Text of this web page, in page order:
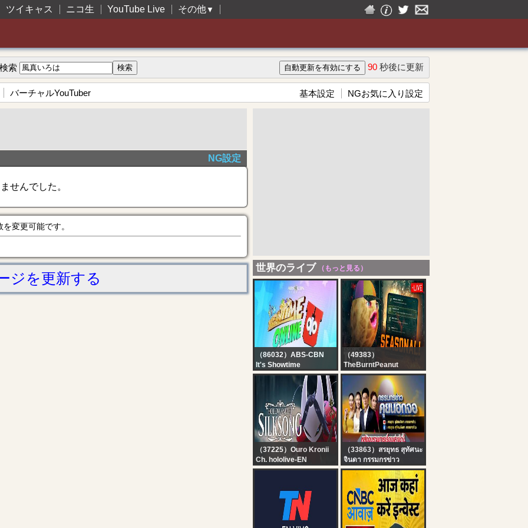
ツイキャス ニコ生 YouTube Live その他▼
検索 90 秒後に更新
バーチャルYouTuber 基本設定 NGお気に入り設定
NG設定
せんでした。
変更可能です。
ジを更新する
世界のライブ （もっと見る）
（86032）ABS-CBN
It's Showtime
Showtime Online U |
August 6, 2026
（49383）
TheBurntPeanut
?LIVE | [BEST DROPS]
TARKOV SEASONAL |
DAY 3 | Hutch x
GIMMICK |
WACKADOODLE
WEDNESDAY |
#BUNGULATE
（37225）Ouro Kronii
Ch. hololive-EN
[Hollow Knight:
（33863）สรยุทธ สุทัศนะ
จินดา กรรมกรข่าว
Live "กรรมกรข่าว คุยนอก
จอ" 6 สิงหาคม 2569